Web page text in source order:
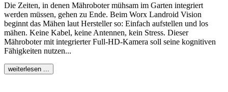
Die Zeiten, in denen Mähroboter mühsam im Garten integriert
werden müssen, gehen zu Ende. Beim Worx Landroid Vision
beginnt das Mähen laut Hersteller so: Einfach aufstellen und los
mähen. Keine Kabel, keine Antennen, kein Stress. Dieser
Mähroboter mit integrierter Full-HD-Kamera soll seine kognitiven
Fähigkeiten nutzen...
weiterlesen ...